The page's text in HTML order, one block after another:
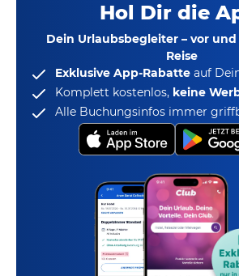
Hol Dir die
Dein Urlaubsbegleiter – vor
Reise
Exklusive App-Rabatte auf
Komplett kostenlos, keine
Alle Buchungsinfos immer